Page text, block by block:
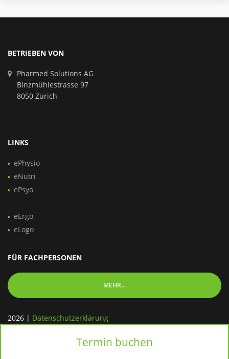
Termin buchen
BETRIEBEN VON
Pharmed Solutions AG
Binzmühlestrasse 97
8050 Zürich
LINKS
ePhysio
eNutri
ePsyo
eErgo
eLogo
FÜR FACHPERSONEN
MEHR...
2026 | Datenschutzerklärung